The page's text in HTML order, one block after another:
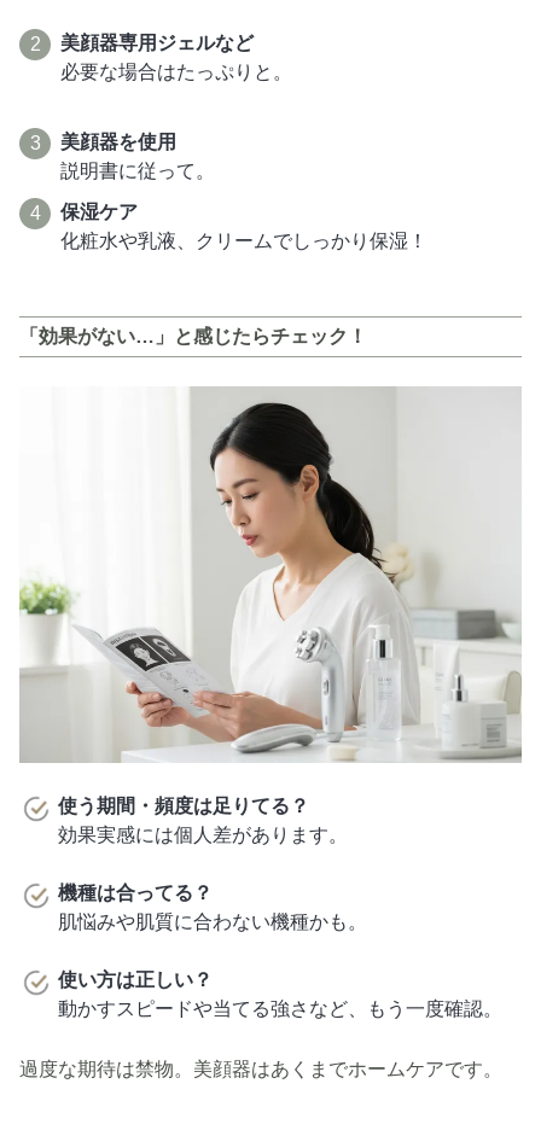
美顔器専用ジェルなど
必要な場合はたっぷりと。
美顔器を使用
説明書に従って。
保湿ケア
化粧水や乳液、クリームでしっかり保湿！
「効果がない…」と感じたらチェック！
使う期間・頻度は足りてる？
効果実感には個人差があります。
機種は合ってる？
肌悩みや肌質に合わない機種かも。
使い方は正しい？
動かすスピードや当てる強さなど、もう一度確認。
過度な期待は禁物。美顔器はあくまでホームケアです。